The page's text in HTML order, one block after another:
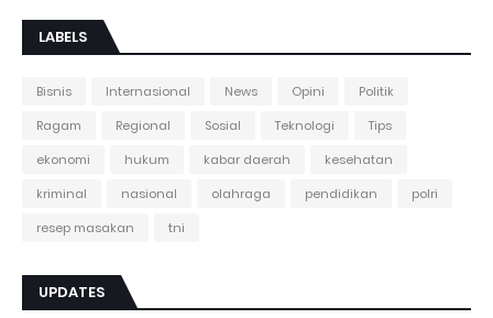
LABELS
Bisnis Internasional News Opini
Politik
Ragam
Regional Sosial Teknologi
Tips
ekonomi
hukum kabar daerah
kesehatan
kriminal
nasional olahraga pendidikan
polri
resep masakan
tni
UPDATES